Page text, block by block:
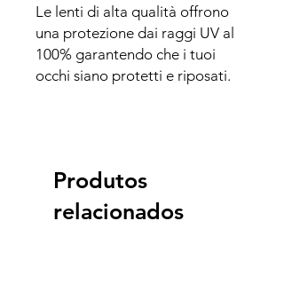
Le lenti di alta qualità offrono
una protezione dai raggi UV al
100% garantendo che i tuoi
occhi siano protetti e riposati.
Produtos
relacionados